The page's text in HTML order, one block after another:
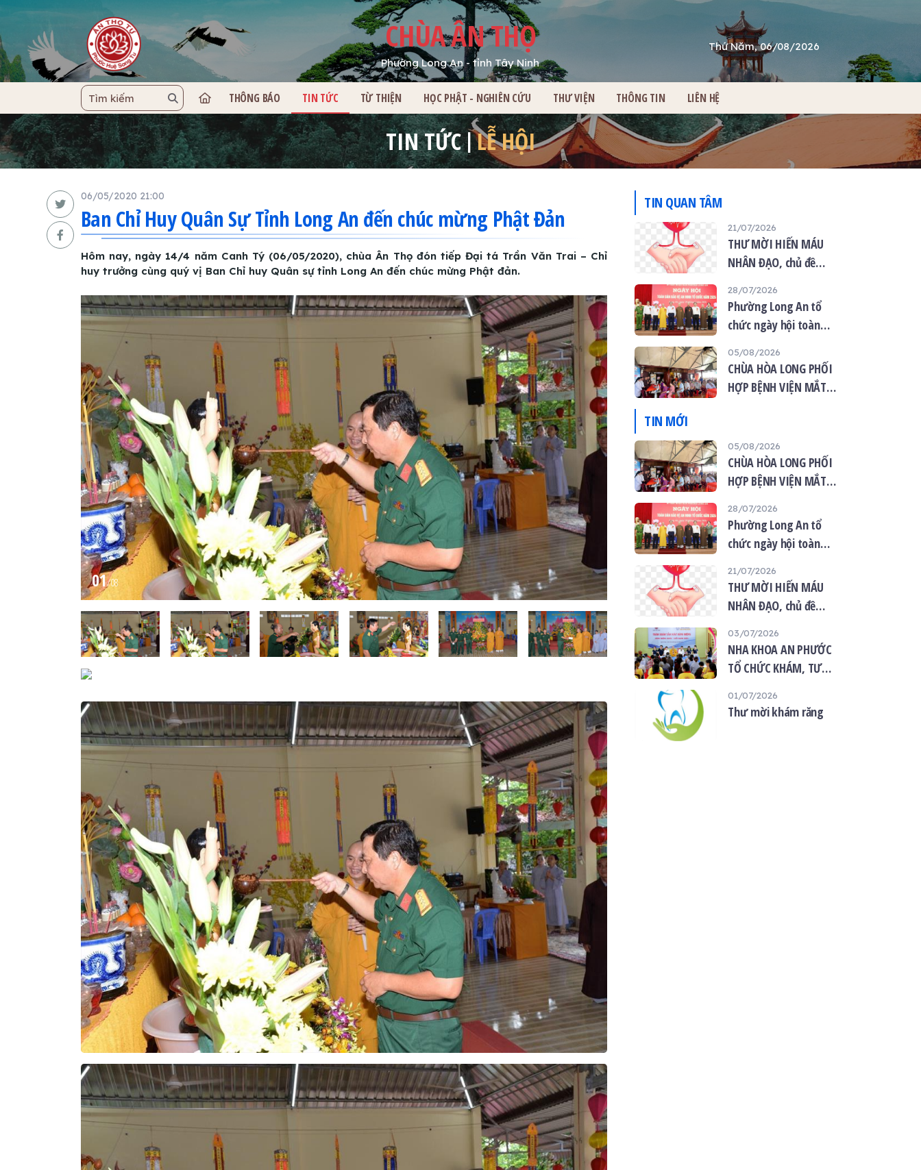
CHÙA ÂN THỌ
Phường Long An - tỉnh Tây Ninh
Thứ Năm, 06/08/2026
TRANG CHỦ
THÔNG BÁO TIN TỨC TỪ THIỆN HỌC PHẬT - NGHIÊN CỨU THƯ VIỆN THÔNG TIN LIÊN HỆ
TIN TỨC LỄ HỘI
06/05/2020 21:00
Ban Chỉ Huy Quân Sự Tỉnh Long An đến chúc mừng Phật Đản
Hôm nay, ngày 14/4 năm Canh Tý (06/05/2020), chùa Ân Thọ đón tiếp Đại tá Trần Văn Trai – Chỉ
huy trưởng cùng quý vị Ban Chỉ huy Quân sự tỉnh Long An đến chúc mừng Phật đản.
01/08
TIN QUAN TÂM
21/07/2026
THƯ MỜI HIẾN MÁU
NHÂN ĐẠO, chủ đề
mùa Vu lan”
28/07/2026
Phường Long An tổ
chức ngày hội toàn
quốc năm 2026
05/08/2026
CHÙA HÒA LONG PHỐI
HỢP BỆNH VIỆN MẮT
NGƯỜI DÂN
TIN MỚI
05/08/2026
CHÙA HÒA LONG PHỐI
HỢP BỆNH VIỆN MẮT
MẮT MIỄN PHÍ CHO 120
NGƯỜI DÂN
28/07/2026
Phường Long An tổ
chức ngày hội toàn
quốc năm 2026
21/07/2026
THƯ MỜI HIẾN MÁU
NHÂN ĐẠO, chủ đề
mùa Vu lan”
03/07/2026
NHA KHOA AN PHƯỚC
TỔ CHỨC KHÁM, TƯ
MIỆNG MIỄN PHÍ TẠI
01/07/2026
Thư mời khám răng